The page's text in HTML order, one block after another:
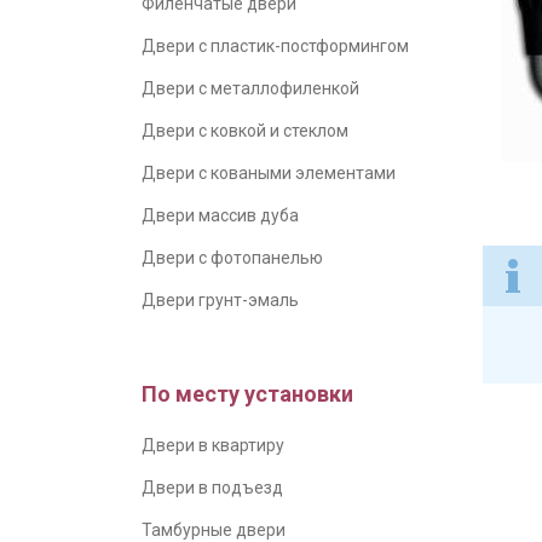
Двери с пластик-постформингом
Двери с металлофиленкой
Двери с ковкой и стеклом
Двери с коваными элементами
Двери массив дуба
Двери с фотопанелью
Двери грунт-эмаль
По месту установки
Двери в квартиру
Двери в подъезд
Тамбурные двери